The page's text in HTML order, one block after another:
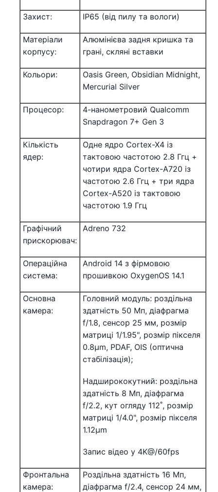
Захист: IP65 (від пилу та вологи)
Матеріали
корпусу:
Алюмінієва задня кришка та
грані, скляні вставки
Кольори:
Oasis Green, Obsidian Midnight,
Mercurial Silver
Процесор:
4-нанометровий Qualcomm
Snapdragon 7+ Gen 3
Кількість
ядер:
Одне ядро Cortex-X4 із
тактовою частотою 2.8 Ггц +
чотири ядра Cortex-A720 із
частотою 2.6 Ггц + три ядра
Cortex-A520 із тактовою
частотою 1.9 Ггц
Графічний
прискорювач:
Adreno 732
Операційна
система:
Android 14 з фірмовою
прошивкою OxygenOS 14.1
Основна
камера:
Головний модуль: роздільна
здатність 50 Мп, діафрагма
f/1.8, сенсор 25 мм, розмір
матриці 1/1.95", розмір пікселя
0.8µm, PDAF, OIS (оптична
стабілізація);
Надширококутний: роздільна
здатність 8 Мп, діафрагма
f/2.2, кут огляду 112˚, розмір
матриці 1/4.0", розмір пікселя
1.12µm
Запис відео у 4K@/60fps
Фронтальна
камера:
Роздільна здатність 16 Мп,
діафрагма f/2.4, сенсор 24 мм,